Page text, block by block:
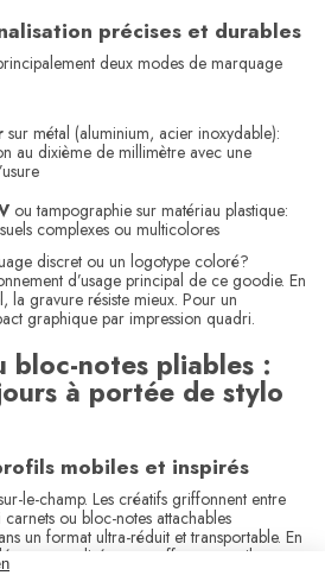
précises et durables
deux modes de marquage
sur métal (aluminium, acier inoxydable):
au dixième de millimètre avec une
ou tampographie sur matériau plastique:
complexes ou multicolores
discret ou un logotype coloré?
d’usage principal de ce goodie. En
la gravure résiste mieux. Pour un
graphique par impression quadri.
bloc-notes pliables :
à portée de stylo
mobiles et inspirés
le-champ. Les créatifs griffonnent entre
ou bloc-notes attachables
un format ultra-réduit et transportable. En
personnalisés, vous offrez un outil
votre visibilité à chaque utilisation.